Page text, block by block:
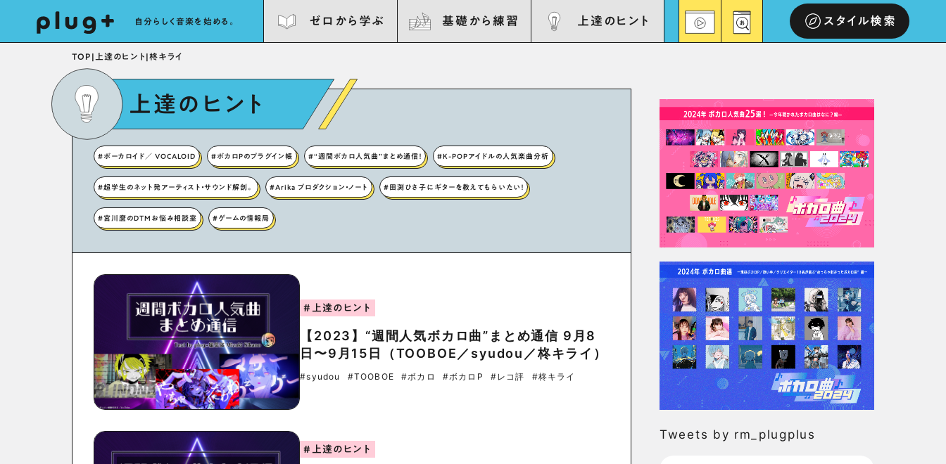
自分らしく音楽を始める。 ゼロから学ぶ 基礎から練習 上達のヒント スタイル検索
TOP | 上達のヒント |柊キライ
上達のヒント
#ボーカロイド／ VOCALOID #ボカロPのプラグイン帳 #“週間ボカロ人気曲”まとめ通信！ #K-POPアイドルの人気楽曲分析
#超学生のネット発アーティスト・サウンド解剖。 #Arika プロダクション・ノート #田渕ひさ子にギターを教えてもらいたい！
#宮川麿のDTMお悩み相談室 #ゲームの情報局
#上達のヒント
【2023】“週間人気ボカロ曲”まとめ通信 9月8
日〜9月15日（TOOBOE／syudou／柊キライ）
#syudou #TOOBOE #ボカロ #ボカロP #レコ評 #柊キライ
#上達のヒント
Tweets by rm_plugplus